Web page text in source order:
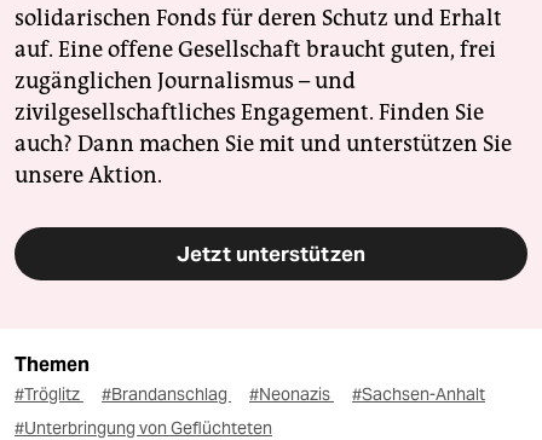
solidarischen Fonds für deren Schutz und Erhalt
auf. Eine offene Gesellschaft braucht guten, frei
zugänglichen Journalismus – und
zivilgesellschaftliches Engagement. Finden Sie
auch? Dann machen Sie mit und unterstützen Sie
unsere Aktion.
Jetzt unterstützen
Themen
#Tröglitz #Brandanschlag #Neonazis
#Sachsen-Anhalt
#Unterbringung von Geflüchteten